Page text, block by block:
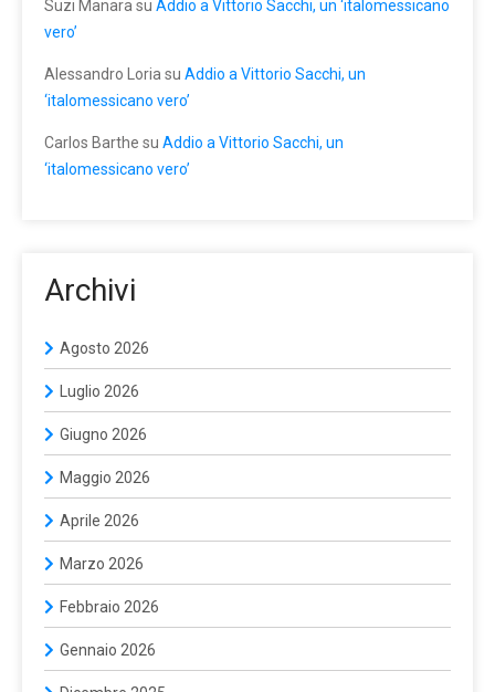
Suzi Manara su Addio a Vittorio Sacchi, un ‘italomessicano
vero’
Alessandro Loria su Addio a Vittorio Sacchi, un
‘italomessicano vero’
Carlos Barthe su Addio a Vittorio Sacchi, un
‘italomessicano vero’
Archivi
Agosto 2026
Luglio 2026
Giugno 2026
Maggio 2026
Aprile 2026
Marzo 2026
Febbraio 2026
Gennaio 2026